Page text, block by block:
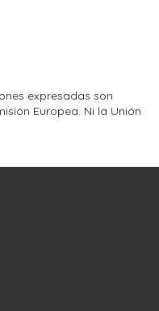
expresadas son
Europea. Ni la Unión